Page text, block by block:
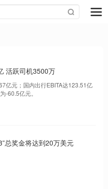
活跃司机3500万
亿元；国内出行EBITA达123.51亿
-60.5亿元。
总奖金将达到20万美元